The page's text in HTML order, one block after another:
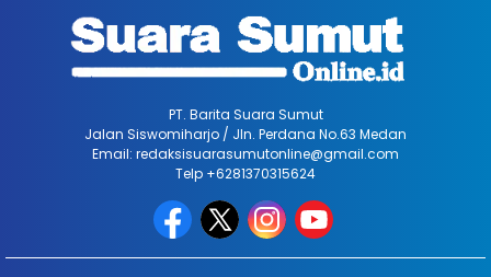
PT. Barita Suara Sumut
Jalan Siswomiharjo / Jln. Perdana No.63 Medan
Email: redaksisuarasumutonline@gmail.com
Telp +6281370315624